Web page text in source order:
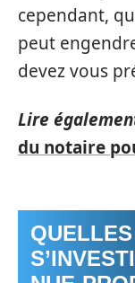
cependant,
peut
devez vous
Lire
du notaire